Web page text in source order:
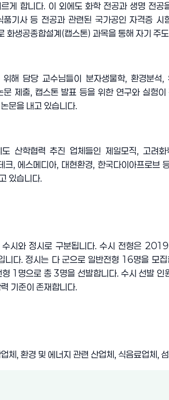
게 합니다. 이 외에도 화학 전공과 생명 전공
품기사 등 전공과 관련된 국가공인 자격증
화생공종합설계(캡스톤) 과목을 통해 자기 주
위해 담당 교수님들이 분자생물학, 환경분석,
문 제출, 캡스톤 발표 등을 위한 연구와 실험
문을 내고 있습니다.
산학협력 추진 업체들인 제일모직, 고려화
크,에스메디아, 대현환경, 한국다이아프로브
있습니다.
시와 정시로 구분됩니다.수시 전형은 2019
니다.정시는 다 군으로 일반전형 16명을 모
형 1 명으로 총3명을 선발합니다. 수시 선발 인
기준이 존재합니다.
체 , 환경 및 에너지 관련 산업체 , 식음료업체 ,